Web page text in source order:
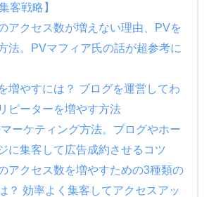
客戦略】
アクセス数が増えない理由、PVを
法。PVマフィア氏の話が超参考に
増やすには？ ブログを運営してわ
ピーターを増やす方法
ーケティング方法。ブログやホー
に集客して広告成約させるコツ
アクセス数を増やすための3種類の
？ 効率よく集客してアクセスアッ